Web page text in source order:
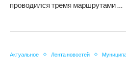
проводился тремя маршрутами …
Актуальное Лента новостей